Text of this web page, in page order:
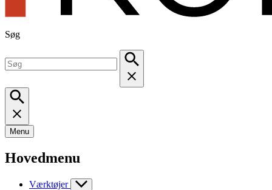
Søg
Menu
Hovedmenu
Værktøjer